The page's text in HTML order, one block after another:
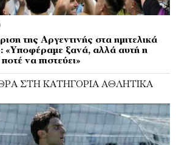
της Αργεντινής στα ημιτελικά
«Υποφέραμε ξανά, αλλά αυτή η
να πιστεύει»
ΣΤΗ ΚΑΤΗΓΟΡΊΑ ΑΘΛΗΤΙΚΆ